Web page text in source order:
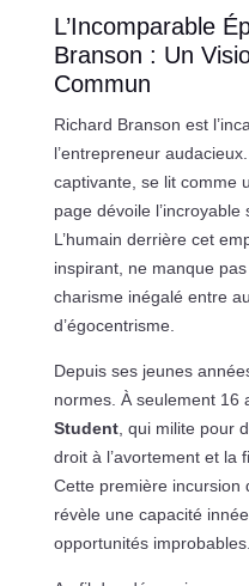
L’Incomparable
Branson : Un
Commun
Richard Branson est
l’entrepreneur
captivante, se lit comme
page dévoile
L’humain derrière cet
inspirant, ne manque
charisme inégalé entre
d’égocentrisme.
Depuis ses jeunes
normes. À seulement 16
Student, qui milite pour
droit à l’avortement et la
Cette première incursion
révèle une capacité
opportunités improbables.